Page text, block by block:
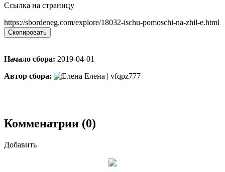
Ссылка на страницу
https://sbordeneg.com/explore/18032-ischu-pomoschi-na-zhil-e.html
Скопировать
Начало сбора: 2019-04-01
Автор сбора:
Елена | vfqpz777
Комменатрии (0)
Добавить